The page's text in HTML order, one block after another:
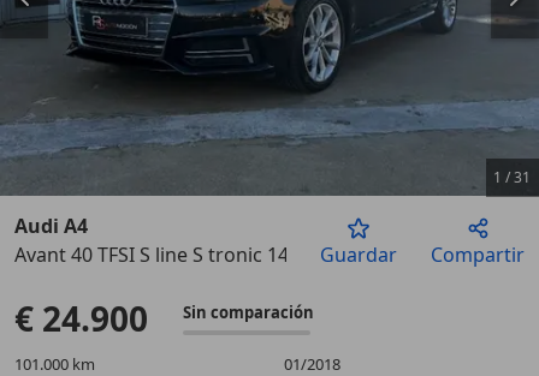
Anterior
1 /31
Audi A4
Avant 40 TFSI S line S tronic 140kWGuardar Compartir
€ 24.900 Sin comparación
101.000 km
01/2018